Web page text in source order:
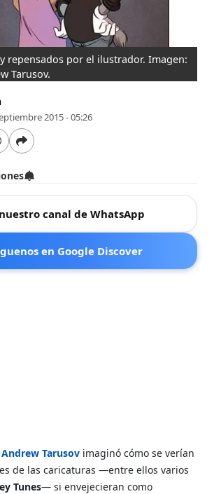
repensados por el ilustrador. Imagen:
Tarusov.
2015 - 05:26
canal de WhatsApp
en Google Discover
Andrew Tarusov imaginó cómo se verían
de las caricaturas —entre ellos varios
Tunes— si envejecieran como